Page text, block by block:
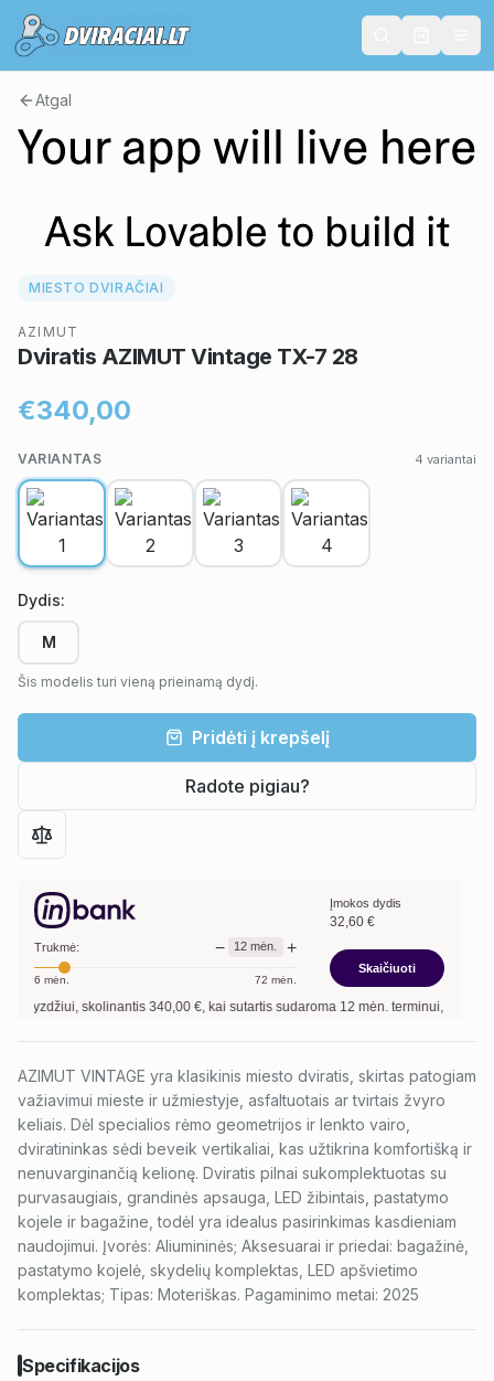
Atgal
MIESTO DVIRAČIAI
AZIMUT
Dviratis AZIMUT Vintage TX-7 28
€340,00
VARIANTAS 4 variantai
Dydis:
M
Šis modelis turi vieną prieinamą dydį.
Pridėti į krepšelį
Radote pigiau?
Trukmė: − 12 mėn. +
6 mėn. 72 mėn.
Įmokos dydis
32,60 €
Skaičiuoti
skolinantis340,00€, kai sutartis sudaroma12mėn. terminui, metinė
AZIMUT VINTAGE yra klasikinis miesto dviratis, skirtas patogiam
važiavimui mieste ir užmiestyje, asfaltuotais ar tvirtais žvyro
keliais. Dėl specialios rėmo geometrijos ir lenkto vairo,
dviratininkas sėdi beveik vertikaliai, kas užtikrina komfortišką ir
nenuvarginančią kelionę. Dviratis pilnai sukomplektuotas su
purvasaugiais, grandinės apsauga, LED žibintais, pastatymo
kojele ir bagažine, todėl yra idealus pasirinkimas kasdieniam
naudojimui. Įvorės: Aliumininės; Aksesuarai ir priedai: bagažinė,
pastatymo kojelė, skydelių komplektas, LED apšvietimo
komplektas; Tipas: Moteriškas. Pagaminimo metai: 2025
Specifikacijos